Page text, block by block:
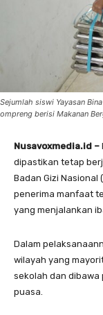
Sejumlah siswi Yayasan
ompreng berisi Makanan
Nusavoxmedia.id –
dipastikan tetap
Badan Gizi Nasional
penerima manfaat
yang menjalankan
Dalam
wilayah yang
sekolah dan dibawa
puasa.